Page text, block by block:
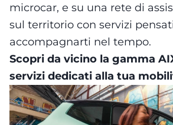
microcar, e su una rete di
sul territorio con servizi
accompagnarti nel tempo.
Scopri da vicino la gamma
servizi dedicati alla tua